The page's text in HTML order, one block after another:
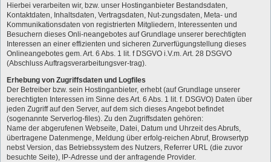
Hierbei verarbeiten wir, bzw. unser Hostinganbieter Bestandsdaten,
Kontaktdaten, Inhaltsdaten, Vertragsdaten, Nut-zungsdaten, Meta- und
Kommunikationsdaten von registrierten Mitgliedern, Interessenten und
Besuchern dieses Onli-neangebotes auf Grundlage unserer berechtigten
Interessen an einer effizienten und sicheren Zurverfügungstellung dieses
Onlineangebotes gem. Art. 6 Abs. 1 lit. f DSGVO i.V.m. Art. 28 DSGVO
(Abschluss Auftragsverarbeitungsver-trag).
Erhebung von Zugriffsdaten und Logfiles
Der Betreiber bzw. sein Hostinganbieter, erhebt (auf Grundlage unserer
berechtigten Interessen im Sinne des Art. 6 Abs. 1 lit. f. DSGVO) Daten über
jeden Zugriff auf den Server, auf dem sich dieses Angebot befindet
(sogenannte Serverlog-files). Zu den Zugriffsdaten gehören:
Name der abgerufenen Webseite, Datei, Datum und Uhrzeit des Abrufs,
übertragene Datenmenge, Meldung über erfolg-reichen Abruf, Browsertyp
nebst Version, das Betriebssystem des Nutzers, Referrer URL (die zuvor
besuchte Seite), IP-Adresse und der anfragende Provider.